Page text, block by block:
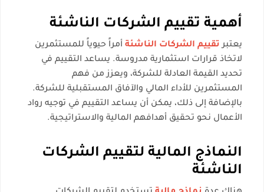
أهمية تقييم الشركات الناشئة
يعتبر تقييم الشركات الناشئة أمراً حيوياً للمستثمرين
لاتخاذ قرارات استثمارية مدروسة. يساعد التقييم في
تحديد القيمة العادلة للشركة، ويعزز من فهم
المستثمرين للأداء المالي والآفاق المستقبلية للشركة.
بالإضافة إلى ذلك، يمكن أن يساعد التقييم في توجيه رواد
الأعمال نحو تحقيق أهدافهم المالية والاستراتيجية.
النماذج المالية لتقييم الشركات
الناشئة